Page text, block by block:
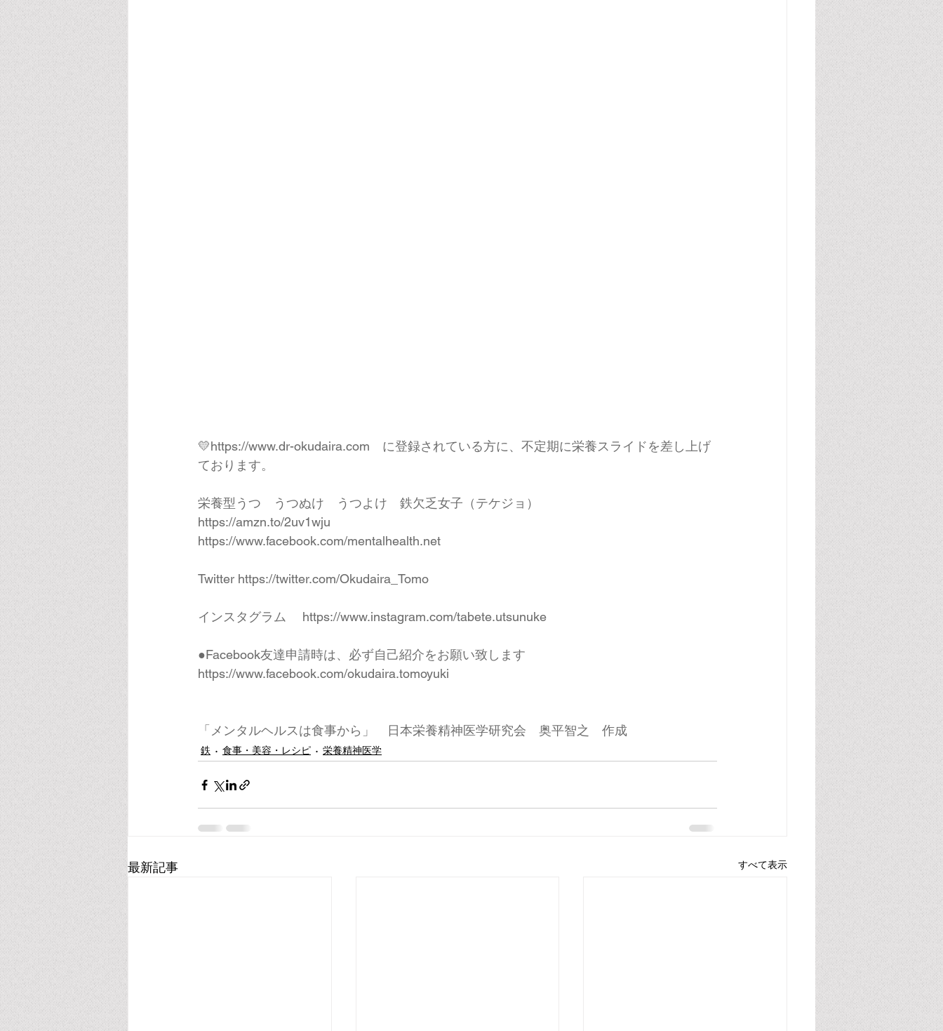
💛https://www.dr-okudaira.com に登録されている方に、不定期に栄養スライドを差し上げ
ております。
栄養型うつ　うつぬけ　うつよけ　鉄欠乏女子（テケジョ）
https://amzn.to/2uv1wju
https://www.facebook.com/mentalhealth.net
Twitter https://twitter.com/Okudaira_Tomo
インスタグラム https://www.instagram.com/tabete.utsunuke
●Facebook友達申請時は、必ず自己紹介をお願い致します
https://www.facebook.com/okudaira.tomoyuki
「メンタルヘルスは食事から」　日本栄養精神医学研究会　奥平智之　作成
鉄 食事・美容・レシピ 栄養精神医学
最新記事 すべて表示